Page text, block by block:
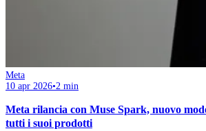
Meta
10 apr 2026•2 min
Meta rilancia con Muse Spark, nuovo
tutti i suoi prodotti